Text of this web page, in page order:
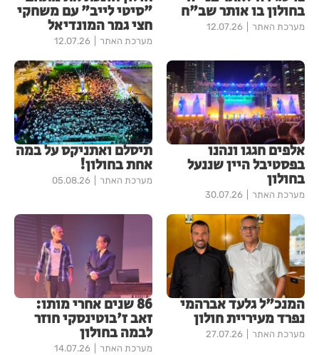
בחולון בו אותר שב"ח
מערכת האתר 12.07.26
"סיטי לייב" עם משחקי
חצי גמר המונדיאל
מערכת האתר 12.07.26
אלפים חגגו ונהנו
בפסטיבל היין שננעל
בחולון
מערכת האתר 30.07.26
תיסלם ואתניקס על במה
אחת בחולון!
מערכת האתר 05.08.26
המנכ"ל גלעד אברהמי
נפרד מעיריית חולון
מערכת האתר 27.07.26
86 שנים אחרי מותו:
זאב ז'בוטינסקי חוזר
לבמה בחולון
מערכת האתר 14.07.26